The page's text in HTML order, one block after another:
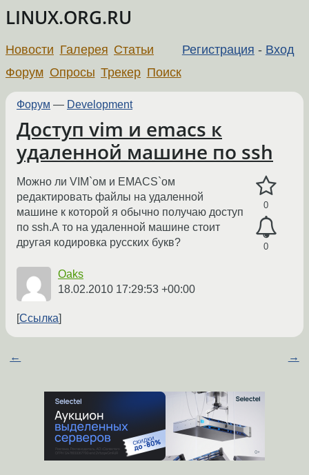
LINUX.ORG.RU
Регистрация - Вход
Новости Галерея Статьи
Форум Опросы Трекер Поиск
Форум — Development
Доступ vim и emacs к
удаленной машине по ssh
0
0
Можно ли VIM`ом и EMACS`ом
редактировать файлы на удаленной
машине к которой я обычно получаю доступ
по ssh.А то на удаленной машине стоит
другая кодировка русских букв?
Oaks
18.02.2010 17:29:53 +00:00
Ссылка
← →